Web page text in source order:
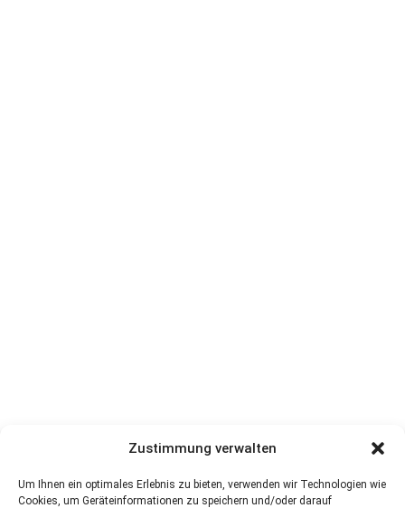
Zustimmung verwalten
Um Ihnen ein optimales Erlebnis zu bieten, verwenden wir Technologien wie
Cookies, um Geräteinformationen zu speichern und/oder darauf